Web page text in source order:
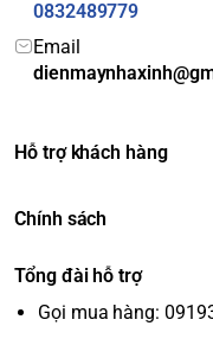
kiếm nội dung mình
Chromecast tích hợp:
video từ điện thoại
Kết nối đa dạng:
như HDMI, USB, LAN,
0832489779
Email
Hỗ trợ khách hàng
Chính sách
Tổng đài hỗ trợ
Gọi mua hàng: